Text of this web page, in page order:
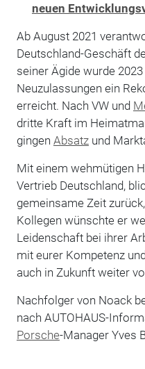
neuen
Ab August 2021
Deutschland-Geschäft
seiner Ägide wurde
Neuzulassungen ein
erreicht. Nach VW und
dritte Kraft im
gingen Absatzund
Mit einem wehmütigen
Vertrieb Deutschland,
gemeinsame Zeit
Kollegen wünschte er
Leidenschaft bei ihrer
mit eurer Kompetenz
auch in Zukunft weiter
Nachfolger von Noack
nach AUTOHAUS-
Porsche-Manager Yves